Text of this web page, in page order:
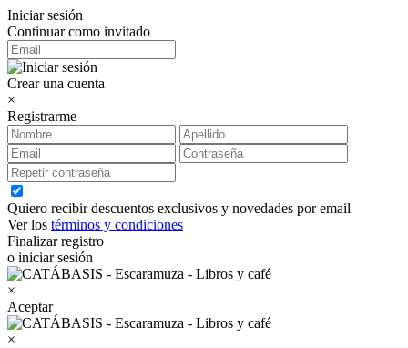
Iniciar sesión
Continuar como invitado
Crear una cuenta
×
Registrarme
Quiero recibir descuentos exclusivos y novedades por email
Ver los términos y condiciones
Finalizar registro
o iniciar sesión
×
Aceptar
×